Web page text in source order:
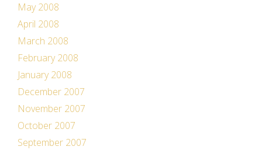
May 2008
April 2008
March 2008
February 2008
January 2008
December 2007
November 2007
October 2007
September 2007